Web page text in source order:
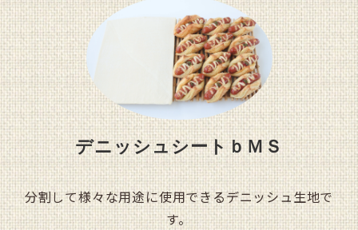
デニッシュシートｂＭＳ
分割して様々な用途に使用できるデニッシュ生地で
す。